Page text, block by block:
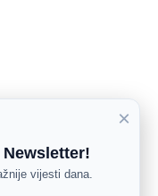
×
vijesti dana.